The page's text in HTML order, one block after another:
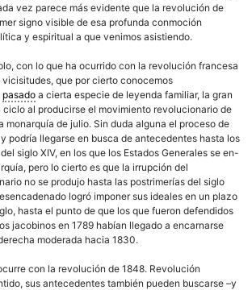
vez parece más evidente que la revolución de
signo visible de esa profunda conmoción
y espiritual a que venimos asistiendo.
con lo que ha ocurrido con la revolución francesa
vicisitudes, que por cierto conocemos
pasado a cierta especie de leyenda familiar, la gran
al producirse el movimiento revolucionario de
monarquía de julio. Sin duda alguna el proceso de
podría llegarse en busca de antecedentes hasta los
siglo XIV, en los que los Estados Generales se en-
pero lo cierto es que la irrupción del
no se produjo hasta las postrimerías del siglo
logró imponer sus ideales en un plazo
hasta el punto de que los que fueron defendidos
jacobinos en 1789 habían llegado a encarnarse
moderada hacia 1830.
con la revolución de 1848. Revolución
sus antecedentes también pueden buscarse –y